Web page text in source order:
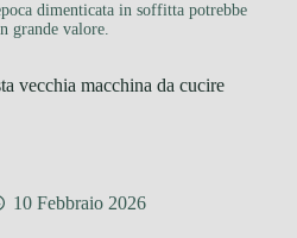
dimenticata in soffitta potrebbe
grande valore.
vecchia macchina da cucire
10 Febbraio 2026